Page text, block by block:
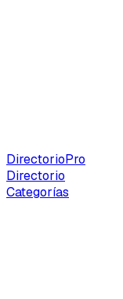
DirectorioPro
Directorio
Categorías